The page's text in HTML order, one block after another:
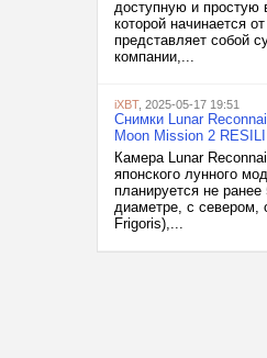
доступную и простую
которой начинается
представляет собой
компании,...
iXBT, 2025-05-17 19:51
Снимки Lunar
Moon Mission 2
Камера Lunar
японского лунного
планируется не
диаметре, с севером,
Frigoris),...